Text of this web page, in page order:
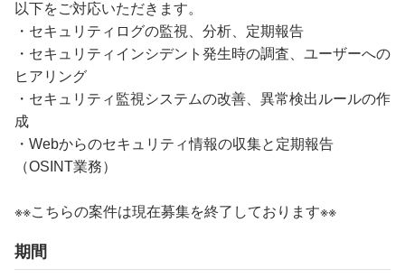
以下をご対応いただきます。
・セキュリティログの監視、分析、定期報告
・セキュリティインシデント発生時の調査、ユーザーへの
ヒアリング
・セキュリティ監視システムの改善、異常検出ルールの作
成
・Webからのセキュリティ情報の収集と定期報告
（OSINT業務）
※※こちらの案件は現在募集を終了しております※※
期間